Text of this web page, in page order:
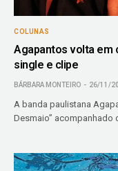
COLUNAS
Agapantos volta em
single e clipe
BÁRBARA MONTEIRO 26/11/
A banda paulistana
Desmaio” acompanhado